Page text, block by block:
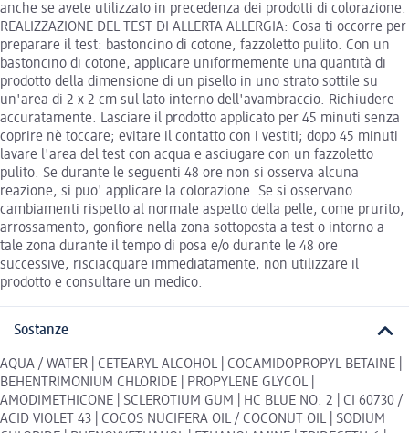
anche se avete utilizzato in precedenza dei prodotti di colorazione.
REALIZZAZIONE DEL TEST DI ALLERTA ALLERGIA: Cosa ti occorre per
preparare il test: bastoncino di cotone, fazzoletto pulito. Con un
bastoncino di cotone, applicare uniformemente una quantità di
prodotto della dimensione di un pisello in uno strato sottile su
un'area di 2 x 2 cm sul lato interno dell'avambraccio. Richiudere
accuratamente. Lasciare il prodotto applicato per 45 minuti senza
coprire nè toccare; evitare il contatto con i vestiti; dopo 45 minuti
lavare l'area del test con acqua e asciugare con un fazzoletto
pulito. Se durante le seguenti 48 ore non si osserva alcuna
reazione, si puo' applicare la colorazione. Se si osservano
cambiamenti rispetto al normale aspetto della pelle, come prurito,
arrossamento, gonfiore nella zona sottoposta a test o intorno a
tale zona durante il tempo di posa e/o durante le 48 ore
successive, risciacquare immediatamente, non utilizzare il
prodotto e consultare un medico.
Sostanze
AQUA / WATER | CETEARYL ALCOHOL | COCAMIDOPROPYL BETAINE |
BEHENTRIMONIUM CHLORIDE | PROPYLENE GLYCOL |
AMODIMETHICONE | SCLEROTIUM GUM | HC BLUE NO. 2 | CI 60730 /
ACID VIOLET 43 | COCOS NUCIFERA OIL / COCONUT OIL | SODIUM